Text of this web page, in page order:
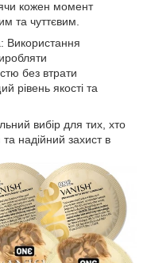
кожен момент
та чуттєвим.
Використання
без втрати
рівень якості та
вибір для тих, хто
надійний захист в